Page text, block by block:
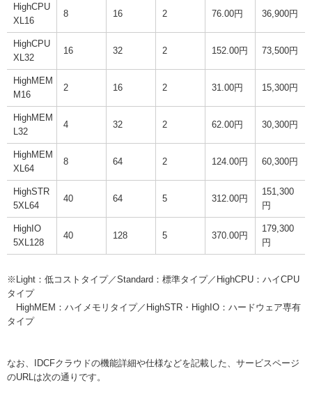
HighCPU
XL16
8 16 2 76.00円 36,900円
HighCPU
XL32
16 32 2 152.00円 73,500円
HighMEM
M16
2 16 2 31.00円 15,300円
HighMEM
L32
4 32 2 62.00円 30,300円
HighMEM
XL64
8 64 2 124.00円 60,300円
HighSTR
5XL64
40 64 5 312.00円
151,300
円
HighIO
5XL128
40 128 5 370.00円
179,300
円
※Light：低コストタイプ／Standard：標準タイプ／HighCPU：ハイCPU
タイプ
HighMEM：ハイメモリタイプ／HighSTR・HighIO：ハードウェア専有
タイプ
なお、IDCFクラウドの機能詳細や仕様などを記載した、サービスページ
のURLは次の通りです。